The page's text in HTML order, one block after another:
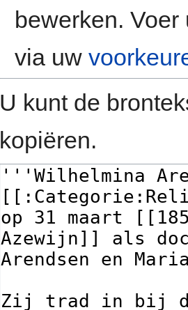
bewerken.
via uw
U kunt de
kopiëren.